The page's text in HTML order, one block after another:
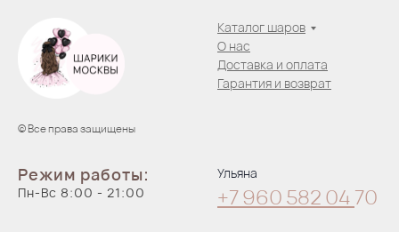
© Все права защищены
Каталог шаров
О нас
Доставка и оплата
Гарантия и возврат
Режим работы:
Пн-Вс 8:00 - 21:00
Ульяна
+7 960 582 04 70